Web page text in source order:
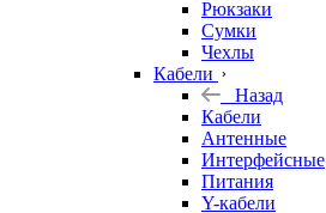
Рюкзаки
Сумки
Чехлы
Кабели
Назад
Кабели
Антенные
Интерфейсные
Питания
Y-кабели